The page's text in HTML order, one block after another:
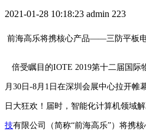
2021-01-28 10:18:23 admin 223
前海高乐将携核心产品——三防平板
倍受瞩目的IOTE 2019第十二届国际
月30日-8月1日在深圳会展中心拉开帷
日大狂欢！届时，智能化计算机领域
技有限公司（简称“前海高乐”）将携